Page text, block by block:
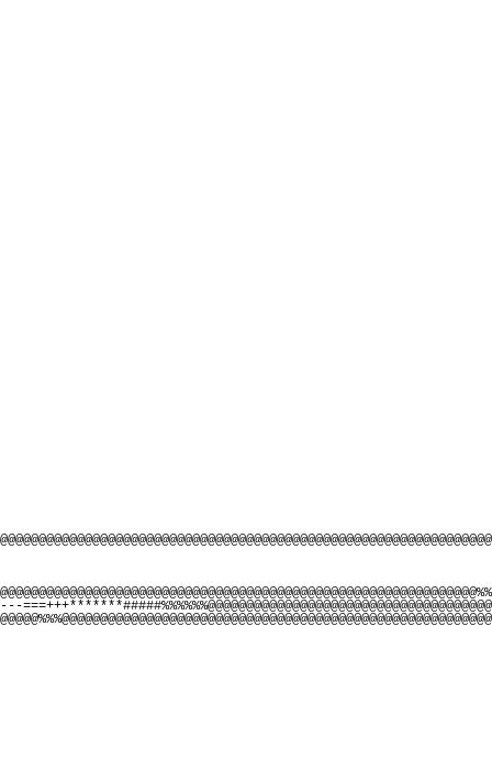
@@@@@@@  *@@@.           .@@@       
          @@.        %@@ -@@@@@                                                                                                                                                          @@@@@@@. .@@@+            #@@@       
          @@.        %@@ -@@@@@                                                                                                                                                         @@@@@@@-  @@@#            :@@@        
          @@:        %@@ -@@@@@                                                                                                                                                        @@@@@@@#  %@@@.            @@@@        
          @@-        %@@ -@@@@@                                                                                                                                                        @@@@@@@  -@@@=            +@@@         
          @@-        %@@ -@@@@@                                                                                                                                                       @@@@@@@  .@@@#             @@@          
          @@.        %@@ -@@@@@                                                                                                                                                      @@@@@@@+  %@@@             *@@@          
          @@.       .@@# *@@@@@                                                                                                                                                     @@@@@@@@  =@@@=            .@@@           
          @@        .@@= *@@@@@                                                                                                                                                     @@@@@@@-. @@@%             +@@@           
          @@        -@@= @@%@@                                                                                                                                                     @@@@@@@*  #@@@-            .@@@@           
          @@        =@@  @@@@@                                                                                                                                                     @@@@@@@. .@@@*             *@@@            
         @@#        *@@ .@@@@@                                                                                                                                                    @@@@@@@+  %@@@-             @@@@            
         @@-        %@@ +@@@@@